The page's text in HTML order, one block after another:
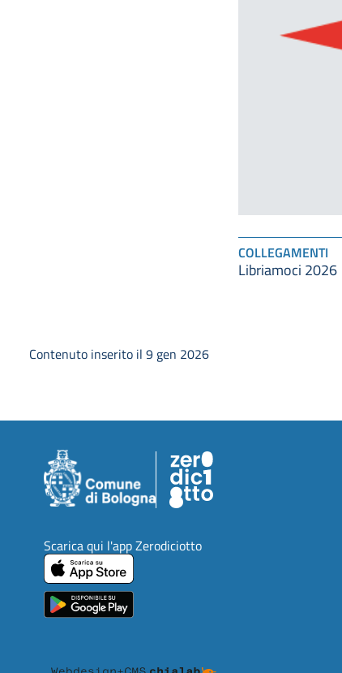
COLLEGAMENTI
Libriamoci 2026
Contenuto inserito il 9 gen 2026
Scarica qui l'app Zerodiciotto